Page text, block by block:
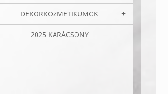
DEKORKOZMETIKUMOK
2025 KARÁCSONY